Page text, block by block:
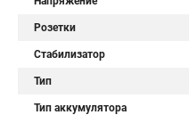
Розетки
Стабилизатор
Тип
Тип аккумулятора